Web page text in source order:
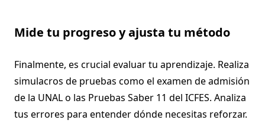
Mide tu progreso y ajusta tu método
Finalmente, es crucial evaluar tu aprendizaje. Realiza
simulacros de pruebas como el examen de admisión
de la UNAL o las Pruebas Saber 11 del ICFES. Analiza
tus errores para entender dónde necesitas reforzar.